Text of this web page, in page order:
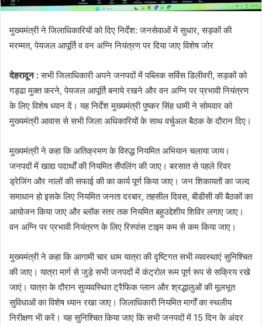
मुख्यमंत्री ने जिलाधिकारियों को दिए निर्देश: जनसेवाओं में सुधार, सड़कों की
मरम्मत, पेयजल आपूर्ति व वन अग्नि नियंत्रण पर दिया जाए विशेष जोर
देहरादून :सभी जिलाधिकारी अपने जनपदों में पब्लिक सर्विस डिलीवरी, सड़कों को
गड्ढा मुक्त करने, पेयजल आपूर्ति बनाये रखने और वन अग्नि पर प्रभावी नियंत्रण
के लिए विशेष ध्यान दें। यह निर्देश मुख्यमंत्री पुष्कर सिंह धामी ने सोमवार को
मुख्यमंत्री आवास से सभी जिला अधिकारियों के साथ वर्चुअल बैठक के दौरान दिए।
मुख्यमंत्री ने कहा कि अतिक्रमण के विरुद्ध नियमित अभियान चलाया जाय।
जनपदों में खाद्य पदार्थों की नियमित सैंपलिंग की जाए। बरसात से पहले रिवर
ड्रेजिंग और नालों की सफाई की का कार्य पूर्ण किया जाए। जन शिकायतों का जल्द
समाधान हो इसके लिए नियमित जनता दरबार, तहसील दिवस, बीडीसी की बैठकों का
आयोजन किया जाए और ब्लॉक स्तर तक नियमित बहुउद्देशीय शिविर लगाए जाए।
वन अग्नि पर प्रभावी नियंत्रण के लिए रिस्पांस टाइम कम से कम किया जाए।
मुख्यमंत्री ने कहा कि आगामी चार धाम यात्रा की दृष्टिगत सभी व्यवस्थाएं सुनिश्चित
की जाए। यात्रा मार्ग से जुड़े सभी जनपदों में कंट्रोल रूम पूर्ण रूप से सक्रिय रखे
जाएं। यात्रा के दौरान सुव्यवस्थित ट्रैफिक प्लान और श्रद्धालुओं की मूलभूत
सुविधाओं का विशेष ध्यान रखा जाए। जिलाधिकारी नियमित मार्गों का स्थलीय
निरीक्षण भी करें। यह सुनिश्चित किया जाए कि सभी जनपदों में 15 दिन के अंदर